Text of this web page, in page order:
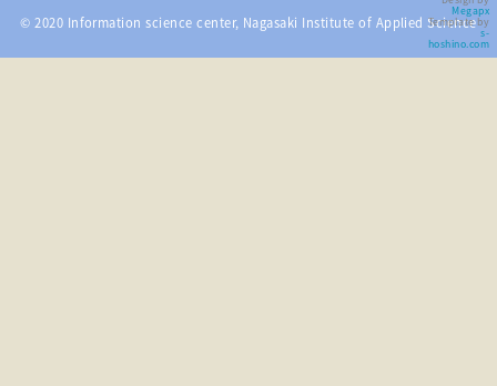
© 2020 Information science center, Nagasaki Institute of Applied Science
Megapx
Template by
s-
hoshino.com